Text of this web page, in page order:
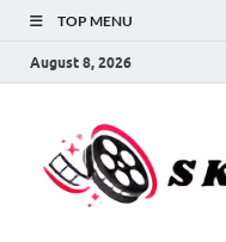
TOP MENU
August 8, 2026